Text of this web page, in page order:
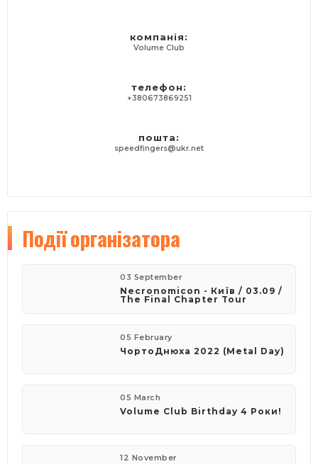
компанія:
Volume Club
телефон:
+380673869251
пошта:
speedfingers@ukr.net
Подіїорганізатора
03 September
Necronomicon - Київ / 03.09 /
The Final Chapter Tour
05 February
​ЧортоДнюха 2022 (Metal Day)
05 March
Volume Club Birthday 4 Роки!
12 November